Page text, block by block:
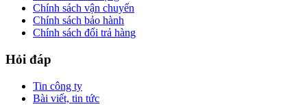
Chính sách vận chuyển
Chính sách bảo hành
Chính sách đổi trả hàng
Hỏi đáp
Tin công ty
Bài viết, tin tức